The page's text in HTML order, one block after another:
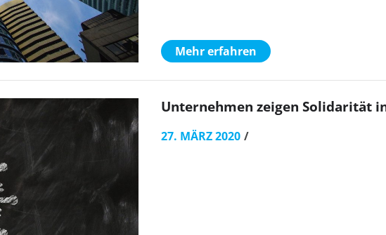
Mehr erfahren
Unternehmen zeigen Solidarität
27. MÄRZ 2020